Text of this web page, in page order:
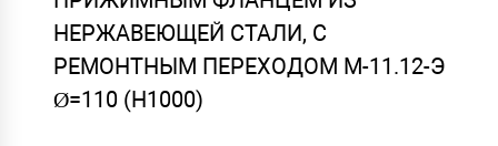
НЕРЖАВЕЮЩЕЙ СТАЛИ, С
РЕМОНТНЫМ ПЕРЕХОДОМ М-11.12-Э
Ø=110 (Н1000)